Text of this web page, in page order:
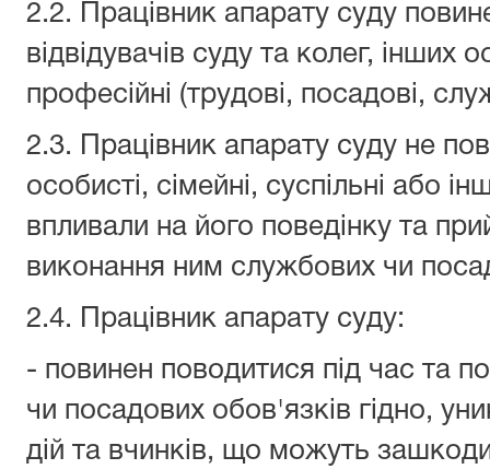
2.2. Працівник апарату суду
відвідувачів суду та колег, інших
професійні (трудові, посадові,
2.3. Працівник апарату суду не
особисті, сімейні, суспільні або
впливали на його поведінку та
виконання ним службових чи
2.4. Працівник апарату суду:
- повинен поводитися під час та
чи посадових обов'язків гідно,
дій та вчинків, що можуть